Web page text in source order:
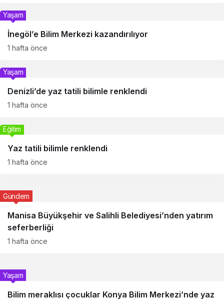
İnegöl’e Bilim Merkezi kazandırılıyor
Yaşam
1 hafta önce
Denizli’de yaz tatili bilimle renklendi
Yaşam
1 hafta önce
Yaz tatili bilimle renklendi
Eğitim
1 hafta önce
Manisa Büyükşehir ve Salihli Belediyesi’nden yatırım
seferberliği
Gündem
1 hafta önce
Bilim meraklısı çocuklar Konya Bilim Merkezi’nde yaz
Yaşam